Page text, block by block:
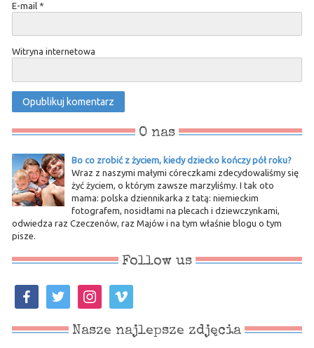
E-mail *
Witryna internetowa
O nas
Bo co zrobić z życiem, kiedy dziecko kończy pół roku?
Wraz z naszymi małymi córeczkami zdecydowaliśmy się
żyć życiem, o którym zawsze marzyliśmy. I tak oto
mama: polska dziennikarka z tatą: niemieckim
fotografem, nosidłami na plecach i dziewczynkami,
odwiedza raz Czeczenów, raz Majów i na tym właśnie blogu o tym
pisze.
Follow us
facebooktwitter instagramvimeo
Nasze najlepsze zdjęcia